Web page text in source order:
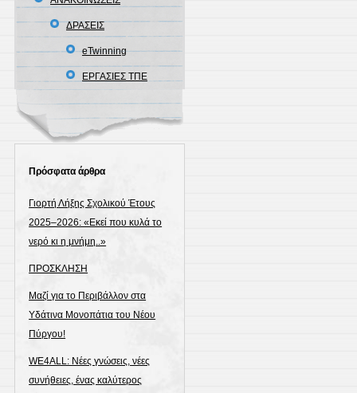
ΔΡΑΣΕΙΣ
eTwinning
ΕΡΓΑΣΙΕΣ ΤΠΕ
Πρόσφατα άρθρα
Γιορτή Λήξης Σχολικού Έτους
2025–2026: «Εκεί που κυλά το
νερό κι η μνήμη..»
ΠΡΟΣΚΛΗΣΗ
Μαζί για το Περιβάλλον στα
Υδάτινα Μονοπάτια του Νέου
Πύργου!
WE4ALL: Νέες γνώσεις, νέες
συνήθειες, ένας καλύτερος